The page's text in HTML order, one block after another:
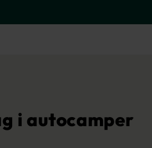
i autocamper